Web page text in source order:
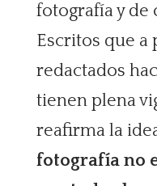
fotografía y de
Escritos que a
redactados
tienen plena
reafirma la
fotografía no